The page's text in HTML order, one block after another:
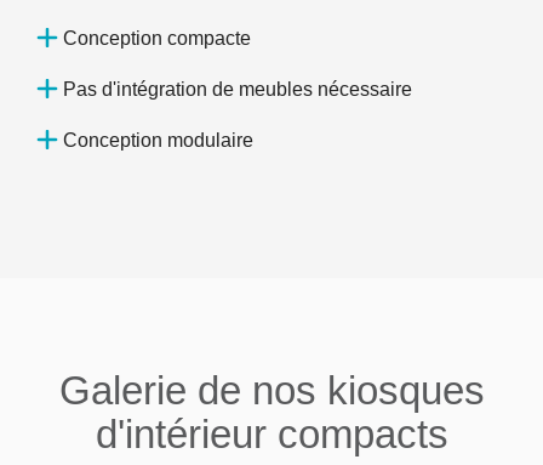
Conception compacte
Pas d'intégration de meubles nécessaire
Conception modulaire
Galerie de nos kiosques
d'intérieur compacts